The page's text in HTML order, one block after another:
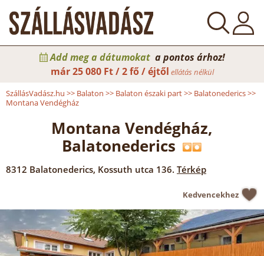
Add meg a dátumokat a pontos árhoz!
már25 080 Ft / 2 fő / éjtől ellátás nélkül
SzállásVadász.hu >> Balaton >> Balaton északi part>> Balatonederics>>
Montana Vendégház
Montana Vendégház,
Balatonederics
8312 Balatonederics, Kossuth utca 136. Térkép
Kedvencekhez